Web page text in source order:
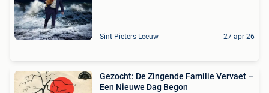
Sint-Pieters-Leeuw 27 apr 26
Gezocht: De Zingende Familie Vervaet –
Een Nieuwe Dag Begon